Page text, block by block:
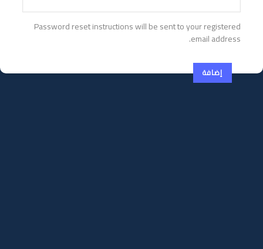
Password reset instructions will be sent to your registered
email address.